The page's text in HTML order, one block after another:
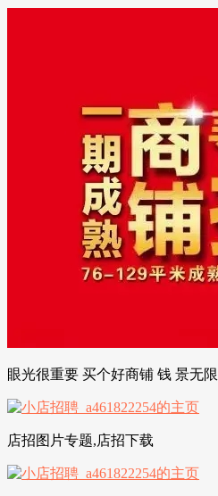
眼光很重要 买个好商铺 钱 景无限
店招图片专题,店招下载